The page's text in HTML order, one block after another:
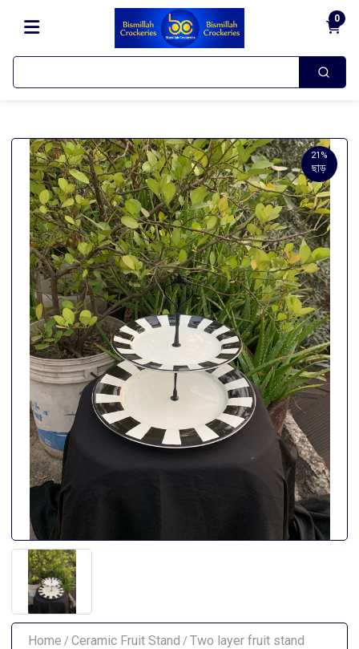
0
21%
ছাড়
Home / Ceramic Fruit Stand / Two layer fruit stand